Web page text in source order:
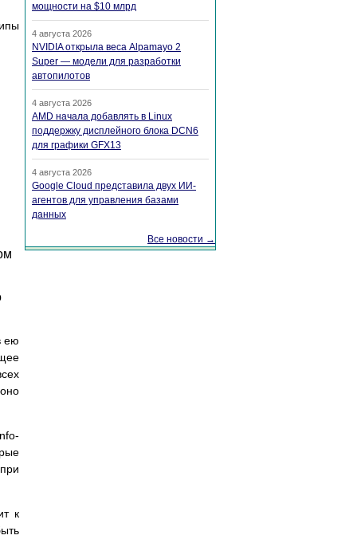
ею
к
мощности на $10 млрд
4 августа 2026
NVIDIA открыла веса Alpamayo 2
Super — модели для разработки
автопилотов
4 августа 2026
AMD начала добавлять в Linux
поддержку дисплейного блока DCN6
для графики GFX13
4 августа 2026
Google Cloud представила двух ИИ-
агентов для управления базами
данных
Все новости →